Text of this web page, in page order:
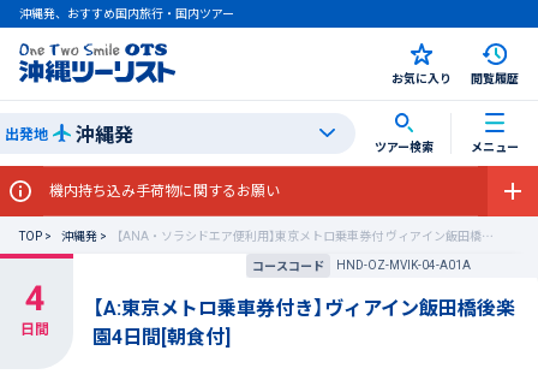
沖縄発、おすすめ国内旅行・国内ツアー
お気に入り 閲覧履歴
出発地 沖縄発 ツアー検索 メニュー
込み手荷物に関するお願い
TOP 沖縄発
【ANA・ソラシドエア便利用】東京メトロ乗車券付 ヴィアイン飯田橋後楽園
コースコード
HND-OZ-MVIK-04-A01A
【A:東京メトロ乗車券付き】ヴィアイン飯田橋後楽
園4日間[朝食付]